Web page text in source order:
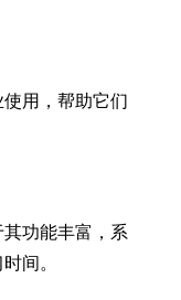
用，帮助它们
功能丰富，系
间。